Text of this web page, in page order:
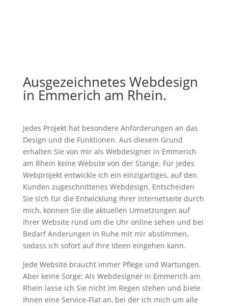
Ausgezeichnetes Webdesign
in Emmerich am Rhein.
Jedes Projekt hat besondere Anforderungen an das
Design und die Funktionen. Aus diesem Grund
erhalten Sie von mir als Webdesigner in Emmerich
am Rhein keine Website von der Stange. Für jedes
Webprojekt entwickle ich ein einzigartiges, auf den
Kunden zugeschnittenes Webdesign. Entscheiden
Sie sich für die Entwicklung Ihrer Internetseite durch
mich, können Sie die aktuellen Umsetzungen auf
Ihrer Website rund um die Uhr online sehen und bei
Bedarf Änderungen in Ruhe mit mir abstimmen,
sodass ich sofort auf Ihre Ideen eingehen kann.
Jede Website braucht immer Pflege und Wartungen.
Aber keine Sorge: Als Webdesigner in Emmerich am
Rhein lasse ich Sie nicht im Regen stehen und biete
Ihnen eine Service-Flat an, bei der ich mich um alle